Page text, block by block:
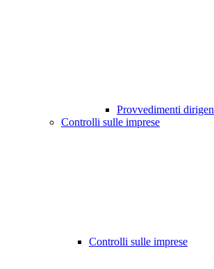
Provvedimenti
Controlli sulle imprese
Controlli sulle imprese